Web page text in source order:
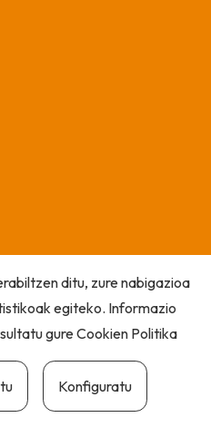
ditu, zure nabigazioa
egiteko. Informazio
gureCookien Politika
Konfiguratu